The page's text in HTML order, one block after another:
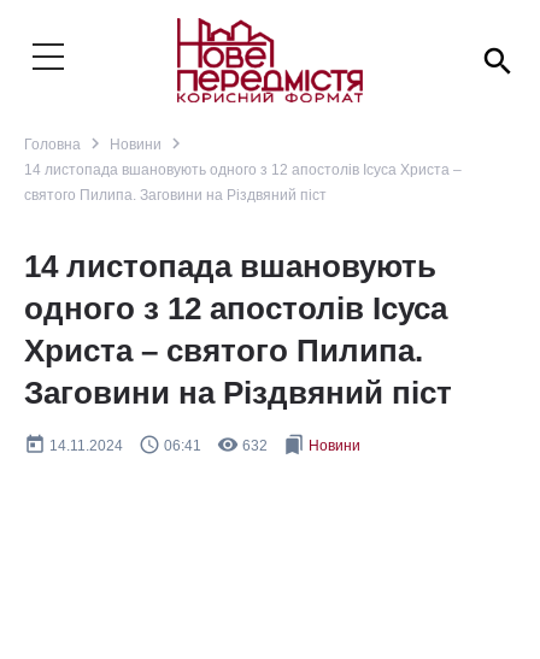
search
Головна navigate_next Новини navigate_next
14 листопада вшановують одного з 12 апостолів Ісуса Христа –
святого Пилипа. Заговини на Різдвяний піст
14 листопада вшановують
одного з 12 апостолів Ісуса
Христа – святого Пилипа.
Заговини на Різдвяний піст
today 14.11.2024 query_builder 06:41 remove_red_eye 632 bookmarks Новини